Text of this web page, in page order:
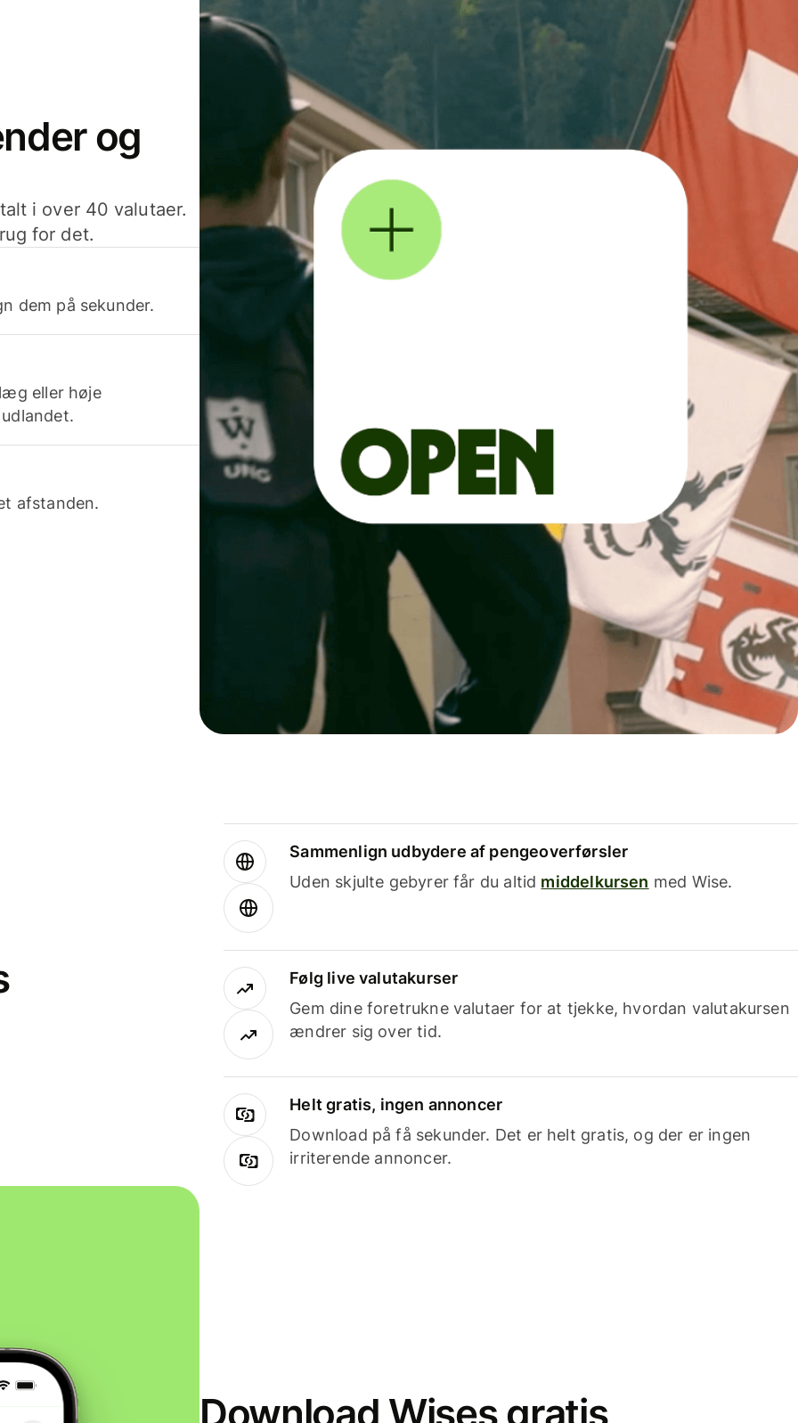
og
i over 40 valutaer.
for det.
dem på sekunder.
eller høje
afstanden.
Sammenlign udbydere af pengeoverførsler
Uden skjulte gebyrer får du altid middelkursen med Wise.
Følg live valutakurser
Gem dine foretrukne valutaer for at tjekke, hvordan valutakursen
ændrer sig over tid.
Helt gratis, ingen annoncer
Download på få sekunder. Det er helt gratis, og der er ingen
irriterende annoncer.